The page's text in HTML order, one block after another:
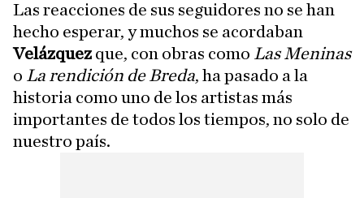
Las reacciones de sus seguidores no se han
hecho esperar, y muchos se acordaban
Velázquezque, con obras como Las Meninas
o La rendición de Breda, ha pasado a la
historia como uno de los artistas más
importantes de todos los tiempos, no solo de
nuestro país.